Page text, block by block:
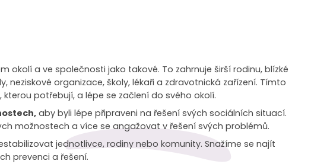
okolí a ve společnosti jako takové. To zahrnuje širší rodinu, blízké
neziskové organizace, školy, lékaři a zdravotnická zařízení. Tímto
potřebují, a lépe se začlení do svého okolí.
aby byli lépe připraveni na řešení svých sociálních situací.
možnostech a více se angažovat v řešení svých problémů.
jednotlivce, rodiny nebo komunity. Snažíme se najít
prevenci a řešení.